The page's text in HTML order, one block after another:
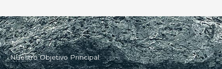
Nuestro Objetivo Principal